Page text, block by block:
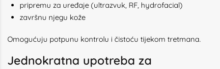
pripremu za uređaje (ultrazvuk, RF, hydrofacial)
završnu njegu kože
Omogućuju potpunu kontrolu i čistoću tijekom tretmana.
Jednokratna upotreba za